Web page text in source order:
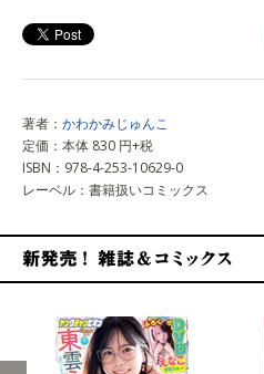
著者： かわかみじゅんこ
定価：本体 830 円+税
ISBN：978-4-253-10629-0
レーベル：書籍扱いコミックス